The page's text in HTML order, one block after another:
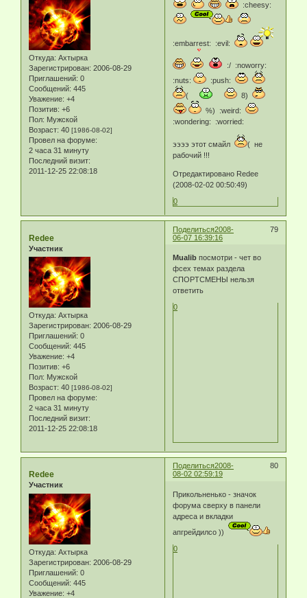
Откуда: Ахтырка
Зарегистрирован: 2006-08-29
Приглашений: 0
Сообщений: 445
Уважение: +4
Позитив: +6
Пол: Мужской
Возраст: 40 [1986-08-02]
Провел на форуме:
2 часа 31 минуту
Последний визит:
2011-12-25 22:08:18
:cheesy:
:embarrest: :evil:
:/ :noworry:
:nuts:
:push:
(
8)
%) :weird:
:wondering: :worried:
ээээ этот смайл
( не
рабочий !!!
Отредактировано Redee
(2008-02-02 00:50:49)
0
Поделиться 79
2008-
06-07 16:39:16
Redee
Участник
Откуда: Ахтырка
Зарегистрирован: 2006-08-29
Приглашений: 0
Сообщений: 445
Уважение: +4
Позитив: +6
Пол: Мужской
Возраст: 40 [1986-08-02]
Провел на форуме:
2 часа 31 минуту
Последний визит:
2011-12-25 22:08:18
Mualib посмотри - чет во
фсех темах раздела
СПОРТСМЕНЫ нельзя
ответить
0
Поделиться 80
2008-
08-02 02:59:19
Redee
Участник
Откуда: Ахтырка
Зарегистрирован: 2006-08-29
Приглашений: 0
Сообщений: 445
Уважение: +4
Прикольненько - значок
форума сверху в панели
адреса и вкладки
апгрейдилсо ))
0